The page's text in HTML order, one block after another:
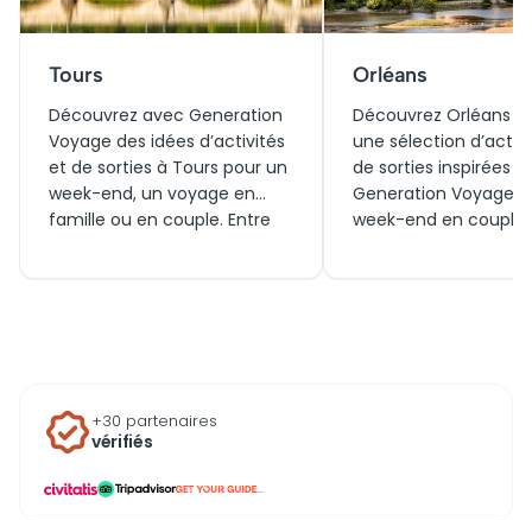
Tours
Découvrez avec Generation
Voyage des idées d’activités
et de sorties à Tours pour un
week-end, un voyage en
famille ou en couple. Entre
destination du Centre-Val de
Loire.
Orléans
Découvrez Orléans
une sélection
de sorties inspirées
Generation Voyage,
week-end en
+30 partenaires
vérifiés
...